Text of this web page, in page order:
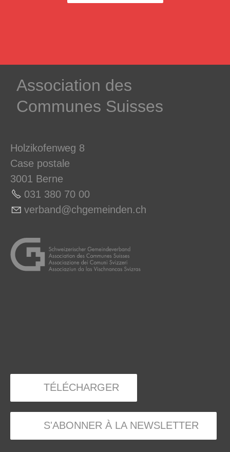
­Association des­
Communes ­Suisses
Holzikofenweg 8
Case postale
3001 Berne
031 380 70 00
v rb nd chg m nd n ch
TÉLÉCHARGER
S'ABONNER À LA NEWSLETTER